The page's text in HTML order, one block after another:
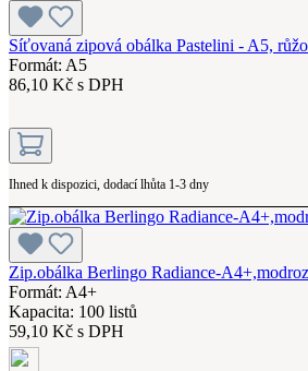
Síťovaná zipová obálka Pastelini - A5,
Formát: A5
86,10 Kč s DPH
Ihned k dispozici, dodací lhůta 1-3 dny
Zip.obálka Berlingo Radiance-
Formát: A4+
Kapacita: 100 listů
59,10 Kč s DPH